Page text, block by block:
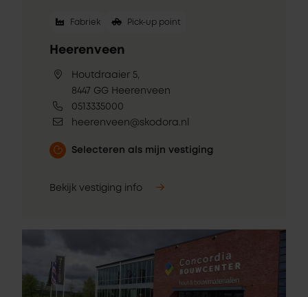
Fabriek Pick-up point
Heerenveen
Houtdraaier 5,
8447 GG Heerenveen
0513335000
heerenveen@skodora.nl
Selecteren als mijn vestiging
Bekijk vestiging info